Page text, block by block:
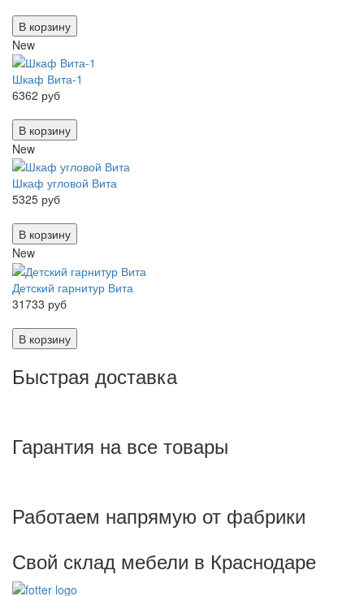
В корзину
New
Шкаф Вита-1
6362 руб
В корзину
New
Шкаф угловой Вита
5325 руб
В корзину
New
Детский гарнитур Вита
31733 руб
В корзину
Быстрая доставка
Гарантия на все товары
Работаем напрямую от фабрики
Свой склад мебели в Краснодаре